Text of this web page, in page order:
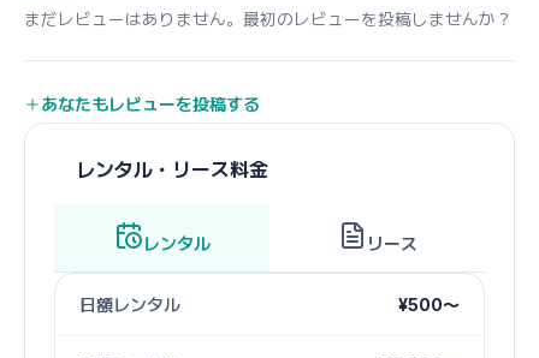
まだレビューはありません。最初のレビューを投稿しませんか？
あなたもレビューを投稿する
レンタル・リース料金
レンタル リース
日額レンタル ¥500〜